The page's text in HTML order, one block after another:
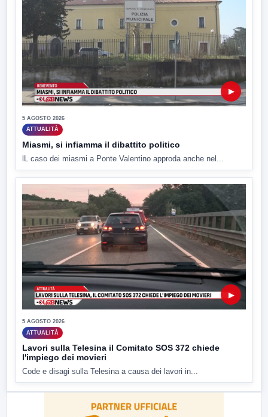
▶
5 AGOSTO 2026
ATTUALITÀ
Miasmi, si infiamma il dibattito politico
lL caso dei miasmi a Ponte Valentino approda anche nel...
▶
5 AGOSTO 2026
ATTUALITÀ
Lavori sulla Telesina il Comitato SOS 372 chiede
l'impiego dei movieri
Code e disagi sulla Telesina a causa dei lavori in...